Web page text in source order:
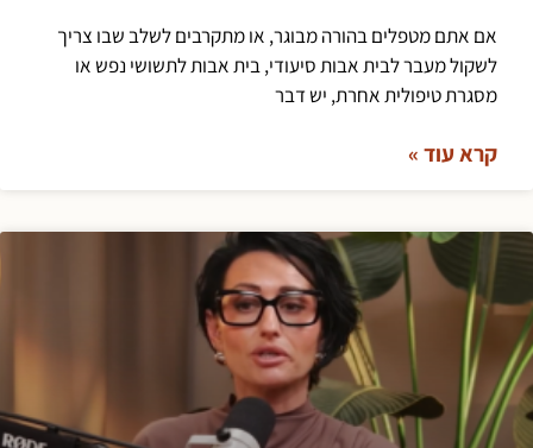
אם אתם מטפלים בהורה מבוגר, או מתקרבים לשלב שבו צריך
לשקול מעבר לבית אבות סיעודי, בית אבות לתשושי נפש או
מסגרת טיפולית אחרת, יש דבר
קרא עוד »